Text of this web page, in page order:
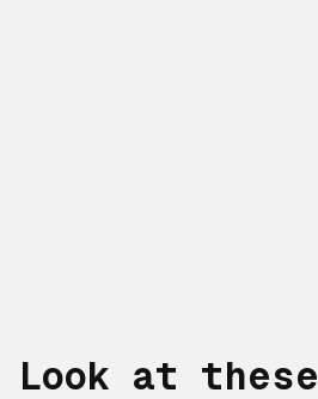
Look at these